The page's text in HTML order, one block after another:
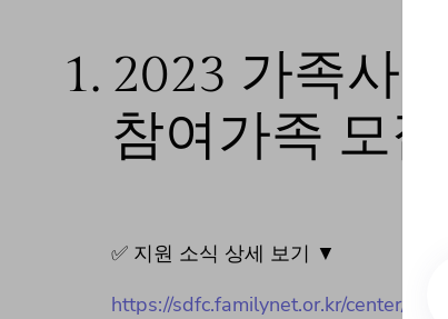
1. 2023 가족사
참여가족 모집
✅ 지원 소식 상세 보기 ▼
https://sdfc.familynet.or.kr/center/